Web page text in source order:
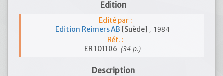
Edition
Edité par :
Edition Reimers AB [Suède] , 1984
Réf. :
ER 101106 (34 p.)
Description